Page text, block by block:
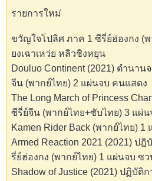
รายการใหม่
ขวัญใจโปลิศ ภาค 1 ซีรี่ย์ฮ่องกง (พ
ยงเฉาเหว่ย หลิวชิงหยุน
Douluo Continent (2021) ตำนา
จีน (พากย์ไทย) 2 แผ่นจบ คนแสดง
The Long March of Princess
ซีรี่ย์จีน (พากย์ไทย+ซับไทย) 3 แผ่น
Kamen Rider Back (พากย์ไทย) 1
Armed Reaction 2021 (2021) ป
รี่ย์ฮ่องกง (พากย์ไทย) 1 แผ่นจบ ซ
Shadow of Justice (2021) ปฏิบัติ